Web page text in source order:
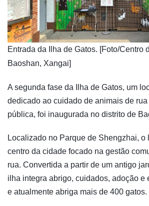
​Entrada da Ilha de Gatos. [Foto/Centro
Baoshan, Xangai]
A segunda fase da Ilha de Gatos, um
dedicado ao cuidado de animais de
pública, foi inaugurada no distrito de
Localizado no Parque de Shengzhai, o
centro da cidade focado na gestão
rua. Convertida a partir de um antigo
ilha integra abrigo, cuidados, adoção e
e atualmente abriga mais de 400 gatos.